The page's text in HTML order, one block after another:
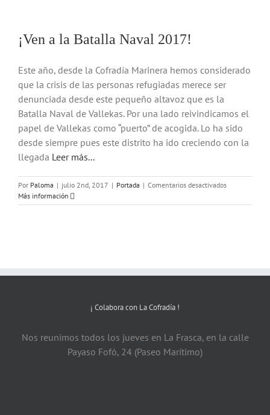
¡Ven a la Batalla Naval 2017!
Este año, desde la Cofradía Marinera hemos considerado
que la crisis de las personas refugiadas merece ser
denunciada desde este pequeño altavoz que es la
Batalla Naval de Vallekas. Por una lado reivindicamos el
papel de Vallekas como “puerto” de acogida. Lo ha sido
desde siempre pues este distrito ha ido creciendo con la
llegada Leer más...
Por Paloma | julio 2nd, 2017 | Portada | Comentarios desactivadosen
a
Más información
¡ Colabora con La Cofradía !
Nos reunimos todos los jueves en La Frasca, en la calle
Payaso Fofó, 24 (Paseo Marítimo)